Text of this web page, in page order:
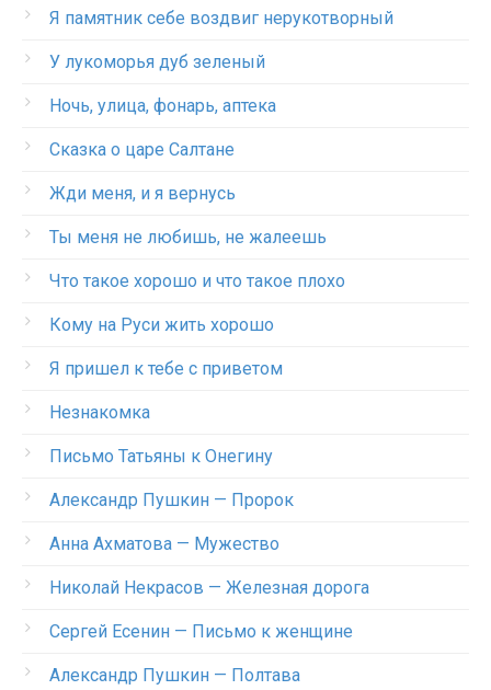
Я памятник себе воздвиг нерукотворный
У лукоморья дуб зеленый
Ночь, улица, фонарь, аптека
Сказка о царе Салтане
Жди меня, и я вернусь
Ты меня не любишь, не жалеешь
Что такое хорошо и что такое плохо
Кому на Руси жить хорошо
Я пришел к тебе с приветом
Незнакомка
Письмо Татьяны к Онегину
Александр Пушкин — Пророк
Анна Ахматова — Мужество
Николай Некрасов — Железная дорога
Сергей Есенин — Письмо к женщине
Александр Пушкин — Полтава